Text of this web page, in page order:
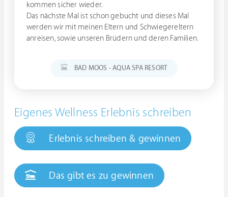
kommen sicher wieder.
Das nächste Mal ist schon gebucht und dieses Mal
werden wir mit meinen Eltern und Schwiegereltern
anreisen, sowie unseren Brüdern und deren Familien.
BAD MOOS - AQUA SPA RESORT
Eigenes Wellness Erlebnis schreiben
Erlebnis schreiben & gewinnen
Das gibt es zu gewinnen